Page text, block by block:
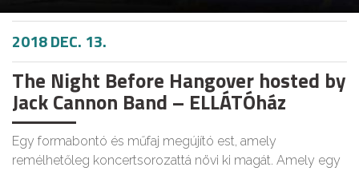
2018 DEC. 13.
The Night Before Hangover hosted by
Jack Cannon Band – ELLÁTÓház
Egy formabontó és műfaj megújító est, amely
remélhetőleg koncertsorozattá növi ki magát. Amely egy